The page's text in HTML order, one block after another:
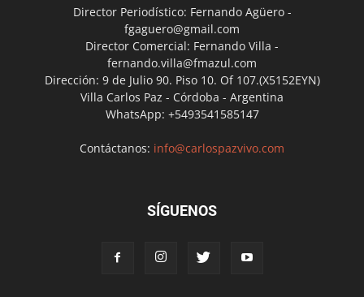
Director Periodístico: Fernando Agüero -
fgaguero@gmail.com
Director Comercial: Fernando Villa -
fernando.villa@fmazul.com
Dirección: 9 de Julio 90. Piso 10. Of 107.(X5152EYN)
Villa Carlos Paz - Córdoba - Argentina
WhatsApp: +5493541585147
Contáctanos: info@carlospazvivo.com
SÍGUENOS